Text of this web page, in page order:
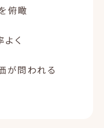
俯瞰
よく
が問われる